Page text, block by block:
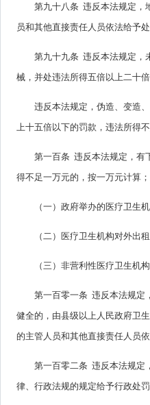
第九十八条 违反本法规定，
员和其他直接责任人员依法给予处
第九十九条 违反本法规定，
械，并处违法所得五倍以上二十
违反本法规定，伪造、变造
上十五倍以下的罚款，违法所得
第一百条 违反本法规定，有
得不足一万元的，按一万元计算
（一）政府举办的医疗卫生
（二）医疗卫生机构对外出
（三）非营利性医疗卫生机
第一百零一条 违反本法规定
健全的，由县级以上人民政府卫
的主管人员和其他直接责任人员依
第一百零二条 违反本法规定
律、行政法规的规定给予行政处罚